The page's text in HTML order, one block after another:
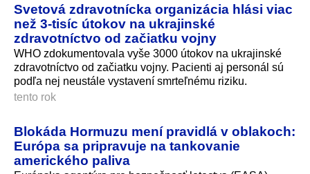
Svetová zdravotnícka organizácia hlási viac
než 3-tisíc útokov na ukrajinské
zdravotníctvo od začiatku vojny
WHO zdokumentovala vyše 3000 útokov na ukrajinské
zdravotníctvo od začiatku vojny. Pacienti aj personál sú
podľa nej neustále vystavení smrteľnému riziku.
tento rok
Blokáda Hormuzu mení pravidlá v oblakoch:
Európa sa pripravuje na tankovanie
amerického paliva